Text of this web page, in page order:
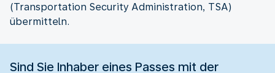
(Transportation Security Administration, TSA)
übermitteln.
Sind Sie Inhaber eines Passes mit der